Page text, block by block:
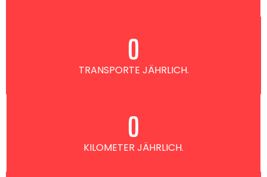
TRANSPORTE JÄHRLICH.
0
KILOMETER JÄHRLICH.
0